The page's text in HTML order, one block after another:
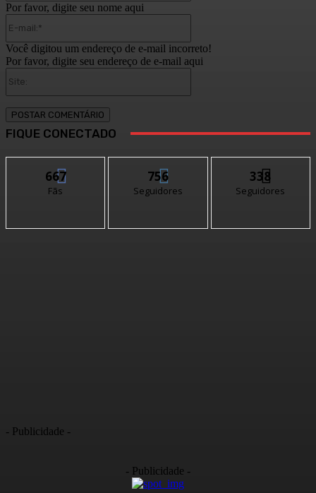
Por favor, digite seu nome aqui
Você digitou um endereço de e-mail incorreto!
Por favor, digite seu endereço de e-mail aqui
FIQUE CONECTADO
667
Fãs
756
Seguidores
338
Seguidores
- Publicidade -
- Publicidade -